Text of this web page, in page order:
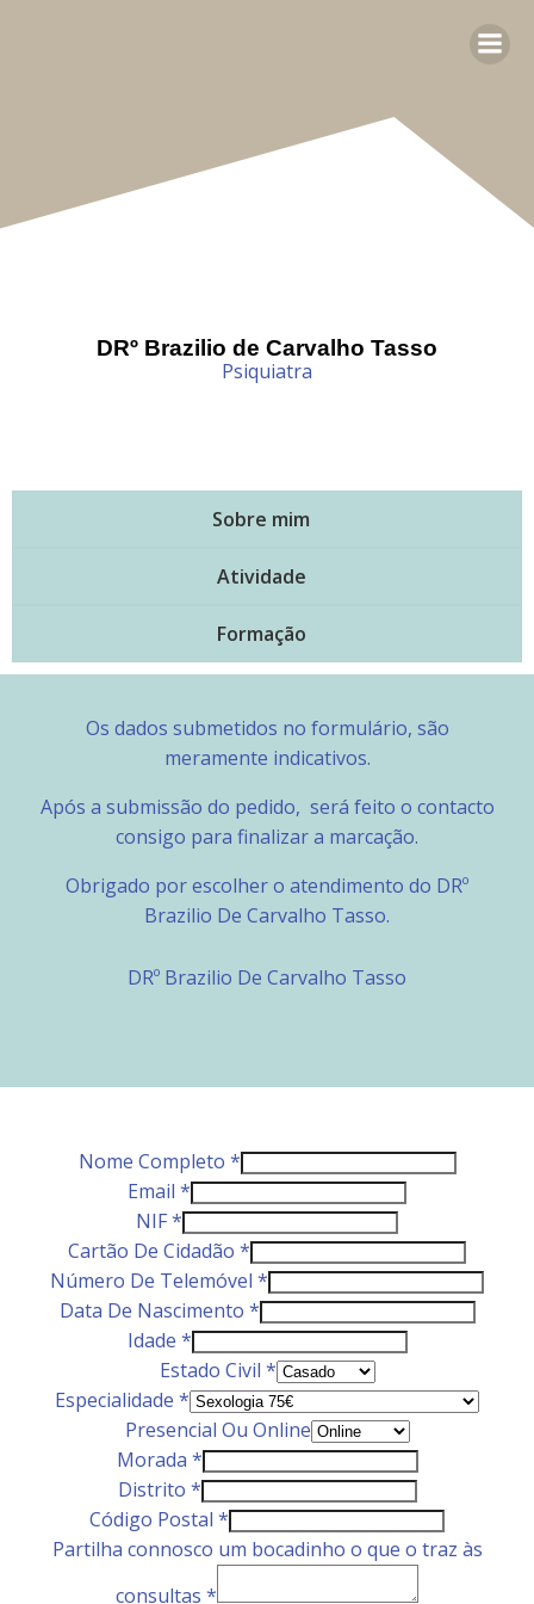
DRº Brazilio de Carvalho Tasso
Psiquiatra
Sobre mim
Atividade
Formação
Os dados submetidos no formulário, são
meramente indicativos.
Após a submissão do pedido, será feito o contacto
consigo para finalizar a marcação.
Obrigado por escolher o atendimento do DRº
Brazilio De Carvalho Tasso.
DRº Brazilio De Carvalho Tasso
Nome Completo *
Email *
NIF*
Cartão De Cidadão *
Número De Telemóvel *
Data De Nascimento *
Idade *
Estado Civil *
Especialidade *
Presencial Ou Online
Morada *
Distrito *
Código Postal *
Partilha connosco um bocadinho o que o traz às
consultas *